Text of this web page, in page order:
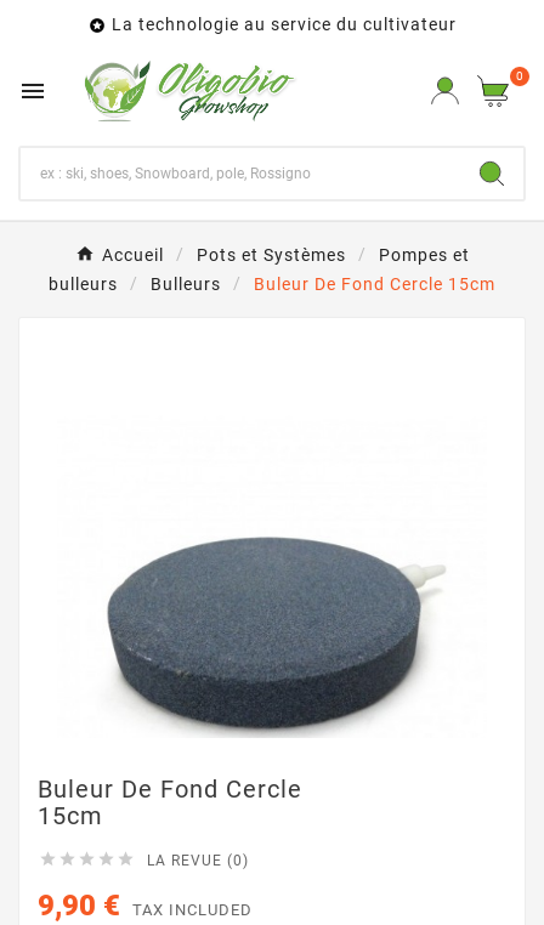
 La technologie au service du cultivateur

0
Accueil Pots et Systèmes
Pompes et
bulleurs
Bulleurs Buleur De Fond Cercle 15cm
Buleur De Fond Cercle
15cm
     LA REVUE (0)
9,90 € TAX INCLUDED